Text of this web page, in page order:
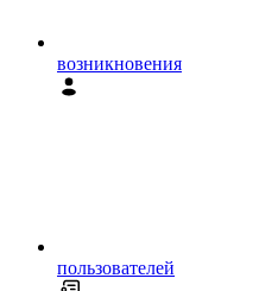
возникновения
пользователей